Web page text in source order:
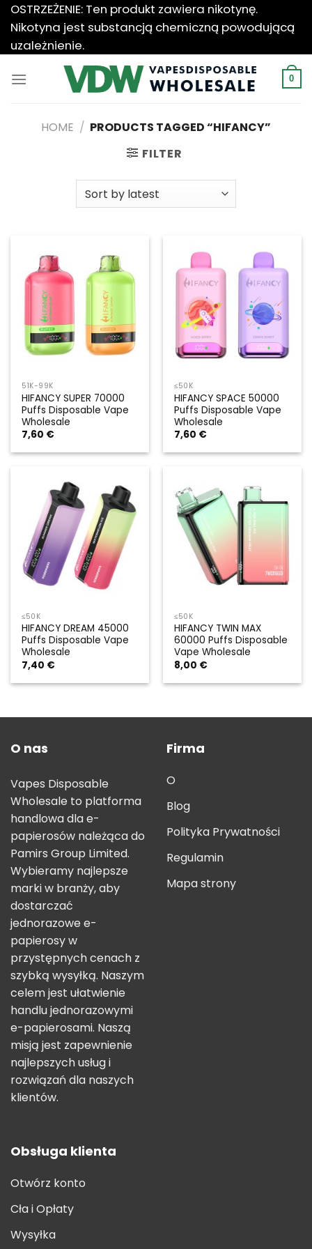
Przewiń
do
zawartości
OSTRZEŻENIE: Ten produkt zawiera nikotynę.
Nikotyna jest substancją chemiczną powodującą
uzależnienie.
0
HOME / PRODUCTS TAGGED “HIFANCY”
FILTER
51K-99K
HIFANCY SUPER 70000
Puffs Disposable Vape
Wholesale
7,60 €
≤50K
HIFANCY SPACE 50000
Puffs Disposable Vape
Wholesale
7,60 €
≤50K
HIFANCY DREAM 45000
Puffs Disposable Vape
Wholesale
7,40 €
≤50K
HIFANCY TWIN MAX
60000 Puffs Disposable
Vape Wholesale
8,00 €
O nas
Vapes Disposable
Wholesale to platforma
handlowa dla e-
papierosów należąca do
Pamirs Group Limited.
Wybieramy najlepsze
marki w branży, aby
dostarczać
jednorazowe e-
papierosy w
przystępnych cenach z
szybką wysyłką. Naszym
celem jest ułatwienie
handlu jednorazowymi
e-papierosami. Naszą
misją jest zapewnienie
najlepszych usług i
rozwiązań dla naszych
klientów.
Firma
O
Blog
Polityka Prywatności
Regulamin
Mapa strony
Obsługa klienta
Otwórz konto
Cła i Opłaty
Wysyłka